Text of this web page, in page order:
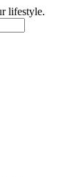
lifestyle.